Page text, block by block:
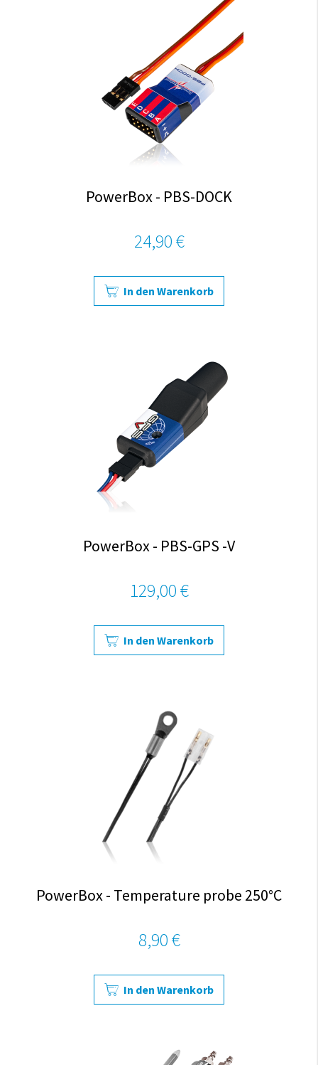
PowerBox - PBS-DOCK
24,90 €
In den Warenkorb
PowerBox - PBS-GPS -V
129,00 €
In den Warenkorb
PowerBox - Temperature probe 250°C
8,90 €
In den Warenkorb